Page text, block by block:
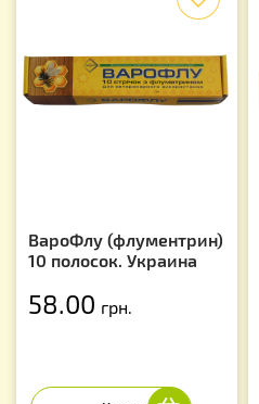
ВароФлу (флументрин)
10 полосок. Украина
58.00 грн.